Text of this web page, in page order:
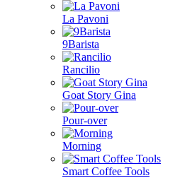
La Pavoni
9Barista
Rancilio
Goat Story Gina
Pour-over
Morning
Smart Coffee Tools